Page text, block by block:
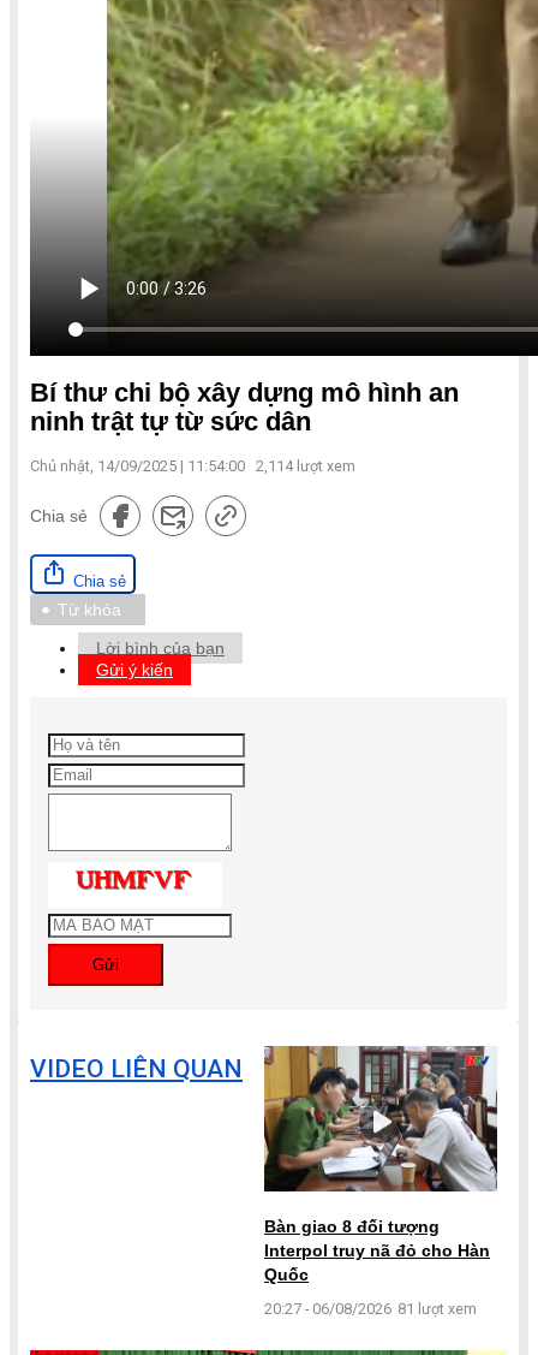
Bí thư chi bộ xây dựng mô hình an
ninh trật tự từ sức dân
Chủ nhật, 14/09/2025 | 11:54:00 2,114lượt xem
Chia sẻ
Chia sẻ
Từ khóa
Lời bình của bạn
Gửi ý kiến
Gửi
VIDEO LIÊN QUAN
Bàn giao 8 đối tượng
Interpol truy nã đỏ cho Hàn
Quốc
20:27 - 06/08/2026 81 lượt xem